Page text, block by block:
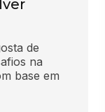
de
na
base em